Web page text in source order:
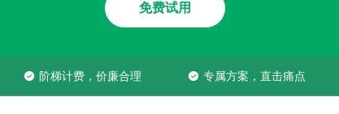
免费试用
阶梯计费，价廉合理 专属方案，直击痛点